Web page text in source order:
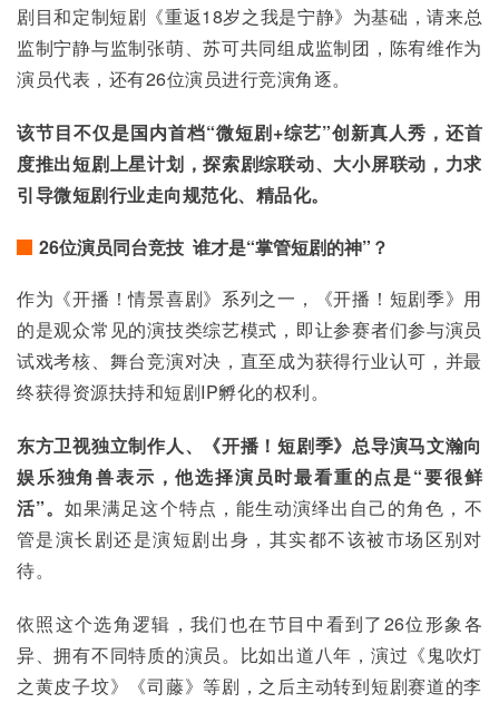
剧目和定制短剧《重返18岁之我是宁静》为基础，请来总
监制宁静与监制张萌、苏可共同组成监制团，陈宥维作为
演员代表，还有26位演员进行竞演角逐。
该节目不仅是国内首档“微短剧+综艺”创新真人秀，还首
度推出短剧上星计划，探索剧综联动、大小屏联动，力求
引导微短剧行业走向规范化、精品化。
26位演员同台竞技 谁才是“掌管短剧的神”？
作为《开播！情景喜剧》系列之一，《开播！短剧季》用
的是观众常见的演技类综艺模式，即让参赛者们参与演员
试戏考核、舞台竞演对决，直至成为获得行业认可，并最
终获得资源扶持和短剧IP孵化的权利。
东方卫视独立制作人、《开播！短剧季》总导演马文瀚向
娱乐独角兽表示，他选择演员时最看重的点是“要很鲜
活”。如果满足这个特点，能生动演绎出自己的角色，不
管是演长剧还是演短剧出身，其实都不该被市场区别对
待。
依照这个选角逻辑，我们也在节目中看到了26位形象各
异、拥有不同特质的演员。比如出道八年，演过《鬼吹灯
之黄皮子坟》《司藤》等剧，之后主动转到短剧赛道的李